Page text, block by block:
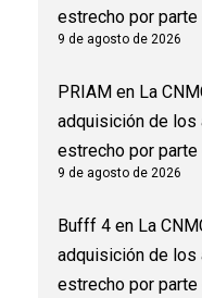
estrecho por parte
9 de agosto de 2026
PRIAM en La
adquisición de los
estrecho por parte
9 de agosto de 2026
Bufff 4 en La
adquisición de los
estrecho por parte